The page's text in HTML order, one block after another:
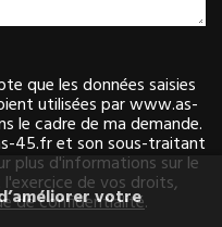
que les données saisies
utilisées par www.as-
le cadre de ma demande.
45.fr et son sous-traitant
plus d'informations sur le
de vos droits,
de confidentialité.
votre